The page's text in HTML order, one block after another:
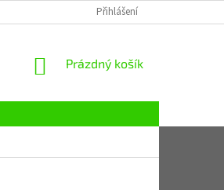
KONTAKTY
Přihlášení
NÁKUPNÍ
Prázdný košík